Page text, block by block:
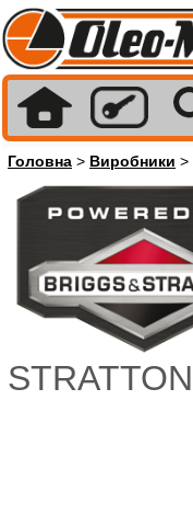
Головна > Виробники >
STRATTON